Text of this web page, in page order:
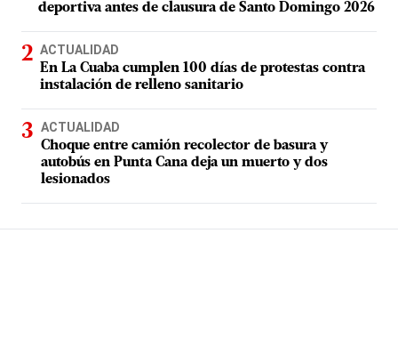
deportiva antes de clausura de Santo Domingo 2026
ACTUALIDAD
En La Cuaba cumplen 100 días de protestas contra
instalación de relleno sanitario
ACTUALIDAD
Choque entre camión recolector de basura y
autobús en Punta Cana deja un muerto y dos
lesionados